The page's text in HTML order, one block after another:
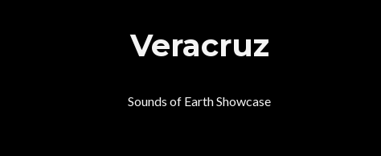
Veracruz
Sounds of Earth Showcase